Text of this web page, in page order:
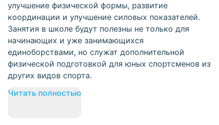
улучшение физической формы, развитие
координации и улучшение силовых показателей.
Занятия в школе будут полезны не только для
начинающих и уже занимающихся
единоборствами, но служат дополнительной
физической подготовкой для юных спортсменов из
других видов спорта.
Читать полностью